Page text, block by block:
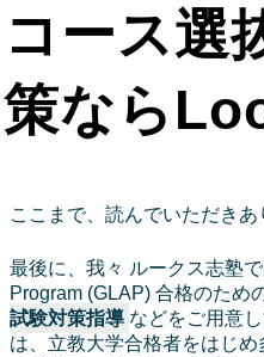
コース選
策なら
ここまで、読んでいただきあ
最後に、我々 ルークス志塾
Program (GLAP) 合格のため
試験対策指導 などをご用意
は、立教大学合格者をはじ